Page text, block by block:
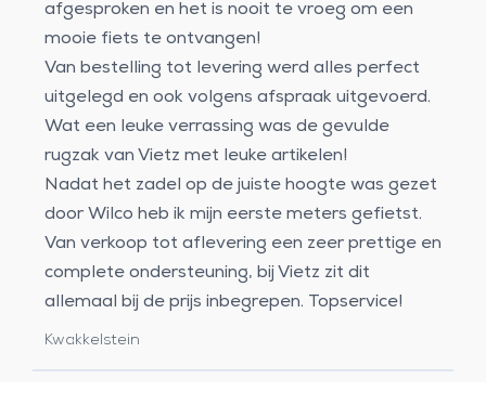
afgesproken en het is nooit te vroeg om een
mooie fiets te ontvangen!
Van bestelling tot levering werd alles perfect
uitgelegd en ook volgens afspraak uitgevoerd.
Wat een leuke verrassing was de gevulde
rugzak van Vietz met leuke artikelen!
Nadat het zadel op de juiste hoogte was gezet
door Wilco heb ik mijn eerste meters gefietst.
Van verkoop tot aflevering een zeer prettige en
complete ondersteuning, bij Vietz zit dit
allemaal bij de prijs inbegrepen. Topservice!
Kwakkelstein